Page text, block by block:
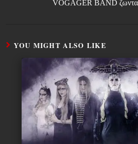
VOGAGER BAND
YOU MIGHT ALSO LIKE